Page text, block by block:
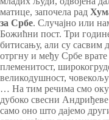
матице, започела рад
за Србе. Случајно или
Божићни пост. Три
битисању, али су сасвим
отргну и међу Србе
племенитост,
великодушност,
… На тим речима смо
дубоко свесни
само оно што дајемо